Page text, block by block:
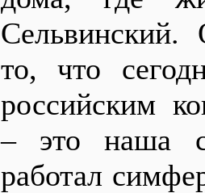
Сельвинский.
то, что
российским
– это наша
работал